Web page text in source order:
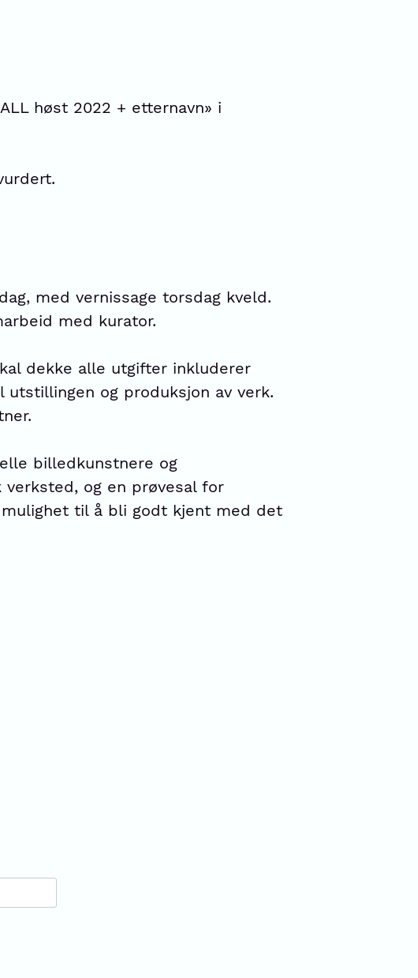
høst 2022 + etternavn» i
med vernissage torsdag kveld.
med kurator.
dekke alle utgifter inkluderer
og produksjon av verk.
billedkunstnere og
verksted, og en prøvesal for
til å bli godt kjent med det